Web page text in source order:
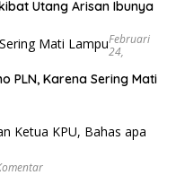
Utang Arisan Ibunya
Februari
24,
PLN, Karena Sering Mati